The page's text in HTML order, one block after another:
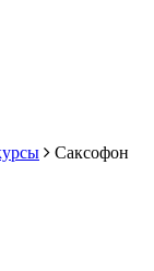
Саксофон